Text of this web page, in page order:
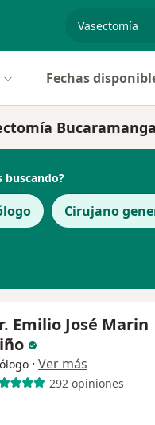
especialidad,
Fechas
Bucaramanga
buscando?
Cirujano
Emilio José Marin
· Ver más
292 opiniones